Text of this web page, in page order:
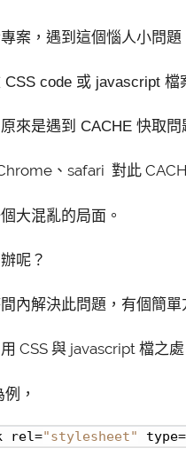
案，遇到這個惱人小問題
CSS code 或 javascript 檔
來是遇到 CACHE 快取
、safari 對此
大混亂的局面。
呢？
內解決此問題，有個簡單
CSS 與 javascript 檔之
，
rel="stylesheet" type=